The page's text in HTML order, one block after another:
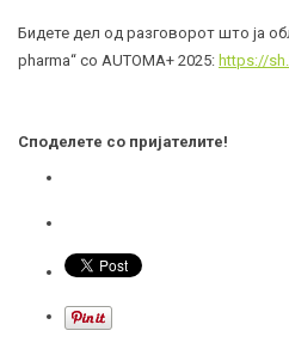
Бидете дел од разговорот што ја
pharma“ со AUTOMA+ 2025: https://
Споделете со пријателите!